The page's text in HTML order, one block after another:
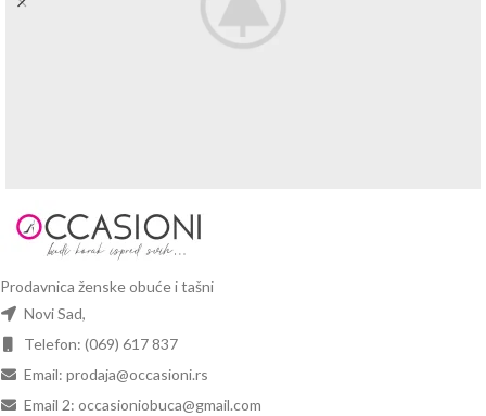
Prodavnica ženske obuće i tašni
Novi Sad,
Telefon: (069) 617 837
Email: prodaja@occasioni.rs
Email 2: occasioniobuca@gmail.com